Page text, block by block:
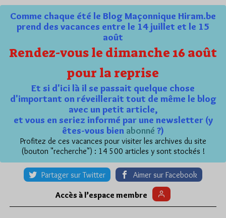
Comme chaque été le Blog Maçonnique Hiram.be
prend des vacances entre le 14 juillet et le 15
août
Rendez-vous le dimanche 16 août
pour la reprise
Et si d'ici là il se passait quelque chose
d'important on réveillerait tout de même le blog
avec un petit article,
et vous en seriez informé par une newsletter (y
êtes-vous bien abonné ?)
Profitez de ces vacances pour visiter les archives du site
(bouton "recherche") : 14 500 articles y sont stockés !
Partager sur Twitter Aimer sur Facebook
Accès à l’espace membre